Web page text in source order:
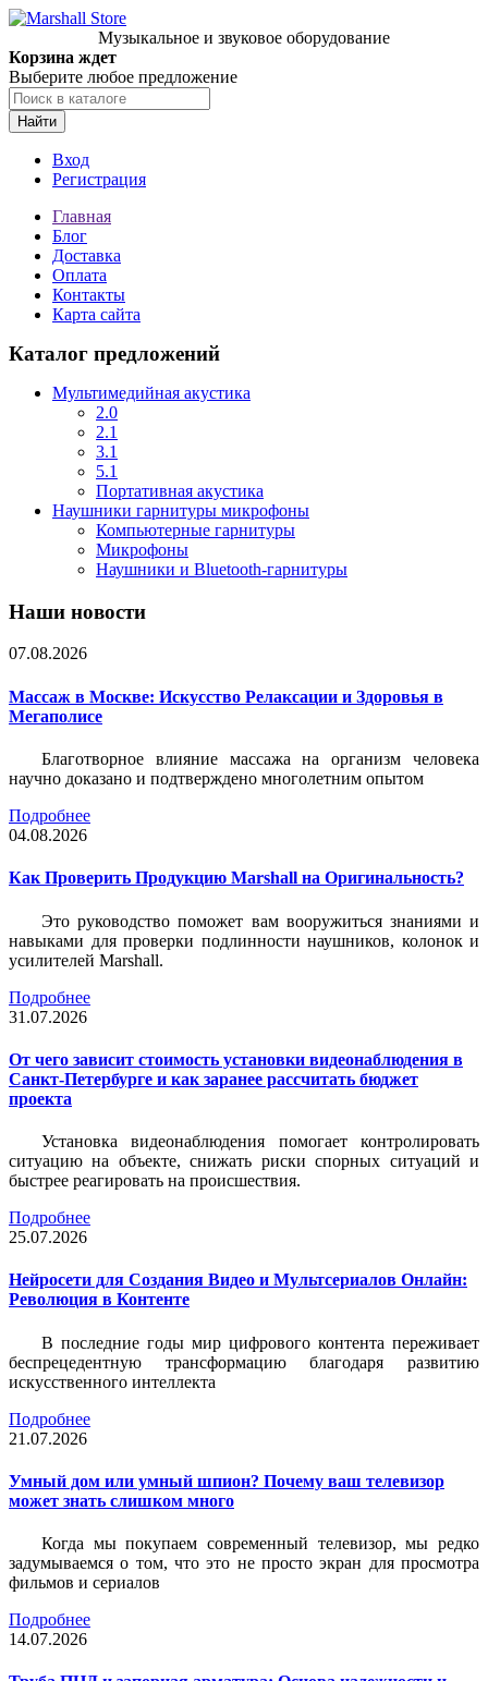
Музыкальное и звуковое оборудование
Корзина ждет
Выберите любое предложение
Найти
Вход
Регистрация
Главная
Блог
Доставка
Оплата
Контакты
Карта сайта
Каталог предложений
Мультимедийная акустика
2.0
2.1
3.1
5.1
Портативная акустика
Наушники гарнитуры микрофоны
Компьютерные гарнитуры
Микрофоны
Наушники и Bluetooth-гарнитуры
Наши новости
07.08.2026
Массаж в Москве: Искусство Релаксации и Здоровья в
Мегаполисе
Благотворное влияние массажа на организм человека
научно доказано и подтверждено многолетним опытом
Подробнее
04.08.2026
Как Проверить Продукцию Marshall на Оригинальность?
Это руководство поможет вам вооружиться знаниями и
навыками для проверки подлинности наушников, колонок и
усилителей Marshall.
Подробнее
31.07.2026
От чего зависит стоимость установки видеонаблюдения в
Санкт-Петербурге и как заранее рассчитать бюджет
проекта
Установка видеонаблюдения помогает контролировать
ситуацию на объекте, снижать риски спорных ситуаций и
быстрее реагировать на происшествия.
Подробнее
25.07.2026
Нейросети для Создания Видео и Мультсериалов Онлайн:
Революция в Контенте
В последние годы мир цифрового контента переживает
беспрецедентную трансформацию благодаря развитию
искусственного интеллекта
Подробнее
21.07.2026
Умный дом или умный шпион? Почему ваш телевизор
может знать слишком много
Когда мы покупаем современный телевизор, мы редко
задумываемся о том, что это не просто экран для просмотра
фильмов и сериалов
Подробнее
14.07.2026